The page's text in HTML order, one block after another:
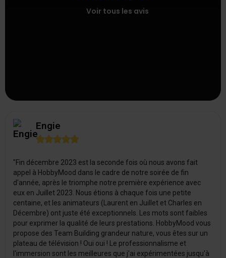
Voir tous les avis
Engie

"Fin décembre 2023 est la seconde fois où nous avons fait
appel à HobbyMood dans le cadre de notre soirée de fin
d'année, après le triomphe notre première expérience avec
eux en Juillet 2023. Nous étions à chaque fois une petite
centaine, et les animateurs (Laurent en Juillet et Charles en
Décembre) ont juste été exceptionnels. Les mots sont faibles
pour exprimer la qualité de leurs prestations. HobbyMood vous
propose des Team Building grandeur nature, vous êtes sur un
plateau de télévision ! Oui oui ! Le professionnalisme et
l'immersion sont les meilleures que j'ai expérimentées jusqu'à